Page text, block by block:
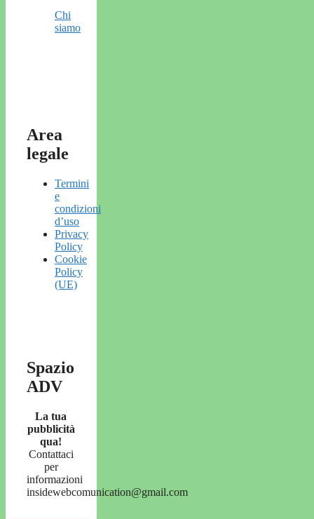
Chi
siamo
Area
legale
Termini
e
condizioni
d’uso
Privacy
Policy
Cookie
Policy
(UE)
Spazio
ADV
La tua
pubblicità
qua!
Contattaci
per
informazioni
insidewebcomunication@gmail.com